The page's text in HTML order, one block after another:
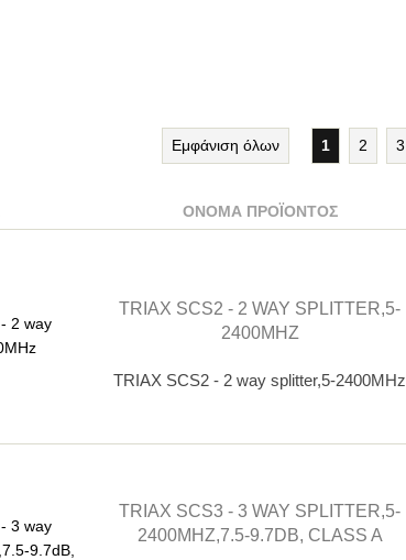
Εμφάνιση όλων 1 2 3
ΌΝΟΜΑ ΠΡΟΪΌΝΤΟΣ
TRIAX SCS2 - 2 WAY SPLITTER,5-
2400MHZ
TRIAX SCS2 - 2 way splitter,5-2400MHz
TRIAX SCS3 - 3 WAY SPLITTER,5-
2400MHZ,7.5-9.7DB, CLASS A